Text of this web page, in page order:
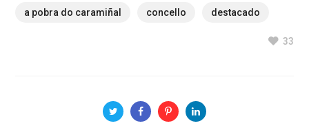
a pobra do caramiñal concello destacado
33